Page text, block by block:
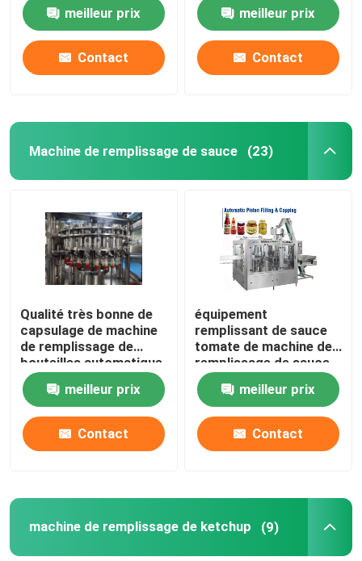
Produits
Visite d'usine
Contactez-nous
Nouvelles
Demandez une citation
machine de remplissage de jus
Machine de remplissage automatique d'huile
de friture 14000BPH
meilleur prix
Contact
remplissage de
bouteille automatique
de machine
meilleur prix
Contact
Machine de remplissage de sauce (23)
Qualité très bonne de
capsulage de machine
de remplissage de
bouteilles automatique
de Chili Sauce
meilleur prix
Contact
équipement
remplissant de sauce
tomate de machine de
remplissage de sauce
tomate de machine de
remplissage de la
sauce 18000bph
chaude
meilleur prix
Contact
machine de remplissage de ketchup (9)